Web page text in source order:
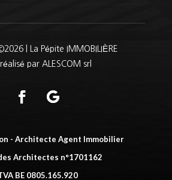
| La Pépite IMMOBILIÈRE
par ALESCOM srl
- Architecte Agent Immobilier
Architectes n°1701162
BE 0805.165.920